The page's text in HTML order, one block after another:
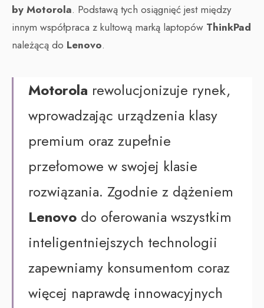
by Motorola. Podstawą tych osiągnięć jest między
innym współpraca z kultową marką laptopów ThinkPad
należącą do Lenovo.
Motorola rewolucjonizuje rynek,
wprowadzając urządzenia klasy
premium oraz zupełnie
przełomowe w swojej klasie
rozwiązania. Zgodnie z dążeniem
Lenovo do oferowania wszystkim
inteligentniejszych technologii
zapewniamy konsumentom coraz
więcej naprawdę innowacyjnych